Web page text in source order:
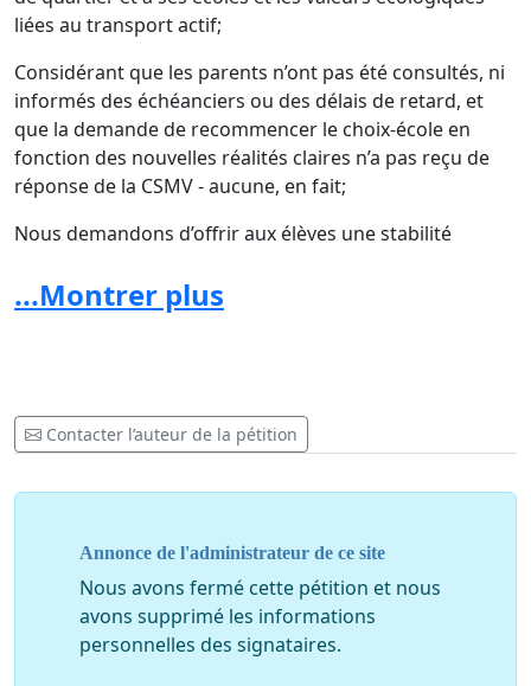
liées au transport actif;
Considérant que les parents n’ont pas été consultés, ni
informés des échéanciers ou des délais de retard, et
que la demande de recommencer le choix-école en
fonction des nouvelles réalités claires n’a pas reçu de
réponse de la CSMV - aucune, en fait;
Nous demandons d’offrir aux élèves une stabilité
permettant de demeurer dans l’école qu’ils fréquentent
actuellement pour la prochaine année académique afin
Nous demandons un plan clair de rattrapage scolaire et
nos enfants et de nos élèves, et que nous y veillerons.
LES PARENTS ET LES PROFESSIONNEL.LES QUI
S’INQUIÈTENT POUR LA RÉUSSITE DES ENFANTS
...Montrer plus
Contacter l’auteur de la pétition
Annonce de l'administrateur de ce site
Nous avons fermé cette pétition et nous
avons supprimé les informations
personnelles des signataires.